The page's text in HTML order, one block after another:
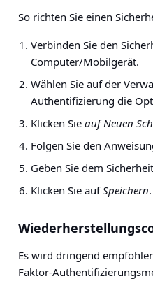
So richten Sie einen
Verbinden Sie den
Computer/Mobilgerät.
Wählen Sie auf der
Authentifizierung die
Klicken Sie auf Neuen
Folgen Sie den
Geben Sie dem
Klicken Sie aufSpeichern.
Es wird dringend
Faktor-